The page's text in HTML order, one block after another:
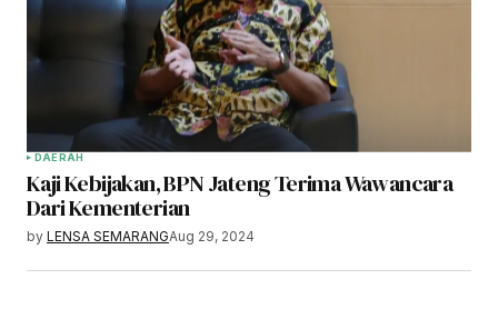
DAERAH
Kaji Kebijakan, BPN Jateng Terima Wawancara
Dari Kementerian
by LENSA SEMARANGAug 29, 2024